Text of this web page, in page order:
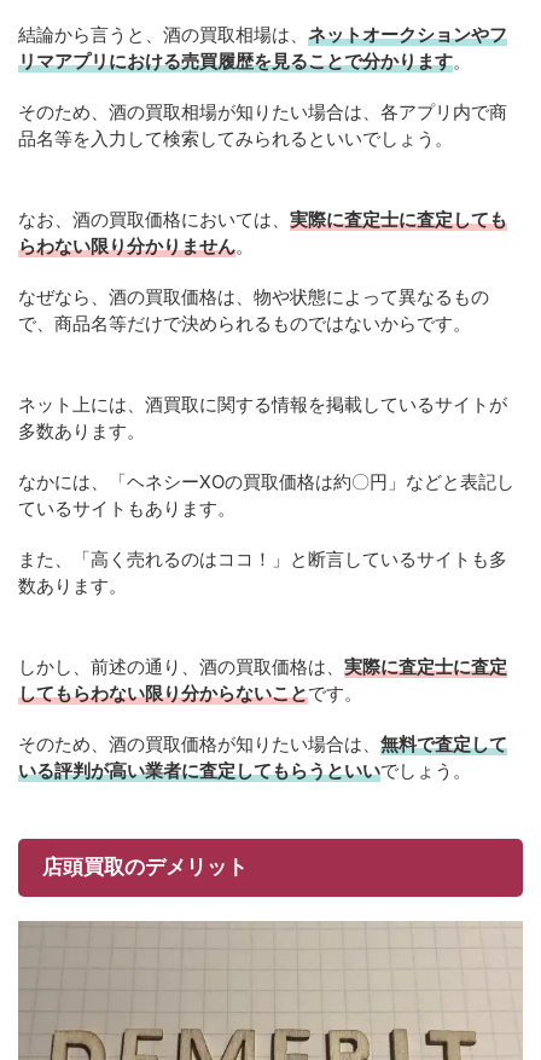
結論から言うと、酒の買取相場は、 ネットオークションやフ
リマアプリにおける売買履歴を見ることで分かります。
そのため、酒の買取相場が知りたい場合は、各アプリ内で商
品名等を入力して検索してみられるといいでしょう。
なお、酒の買取価格においては、 実際に査定士に査定しても
らわない限り分かりません。
なぜなら、酒の買取価格は、物や状態によって異なるもの
で、商品名等だけで決められるものではないからです。
ネット上には、酒買取に関する情報を掲載しているサイトが
多数あります。
なかには、「ヘネシーXOの買取価格は約〇円」などと表記し
ているサイトもあります。
また、「高く売れるのはココ！」と断言しているサイトも多
数あります。
しかし、前述の通り、酒の買取価格は、 実際に査定士に査定
してもらわない限り分からないことです。
そのため、酒の買取価格が知りたい場合は、 無料で査定して
いる評判が高い業者に査定してもらうといいでしょう。
店頭買取のデメリット